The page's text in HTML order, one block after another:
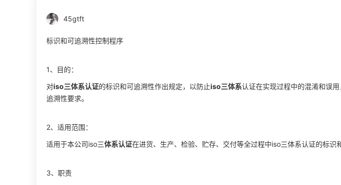
45gtft
标识和可追溯性控制程序
1、目的：
对iso三体系认证的标识和可追溯性作出规定，以防止iso三体系认证在实现过程中的混淆和误
追溯性要求。
2、适用范围：
适用于本公司iso三体系认证在进货、生产、检验、贮存、交付等全过程中iso三体系认证的标识
3、职责